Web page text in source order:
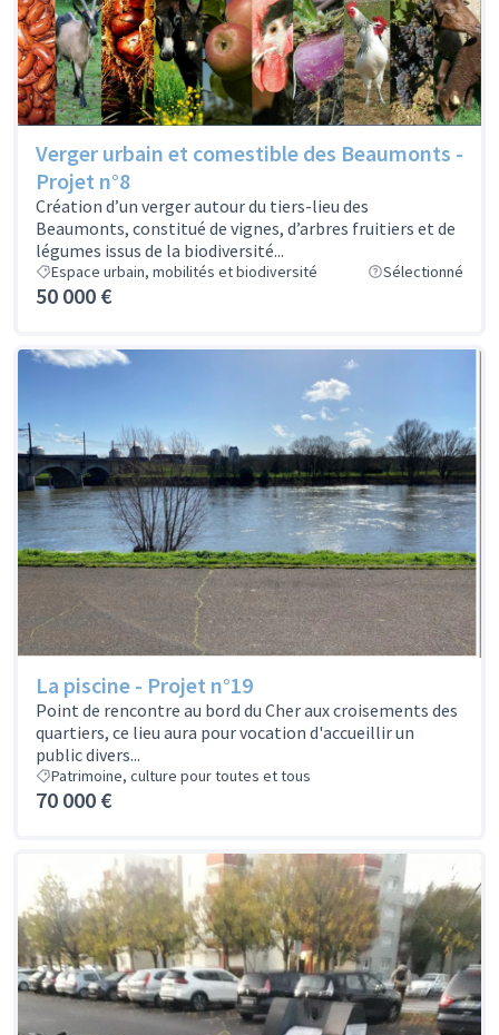
Verger urbain et comestible des Beaumonts -
Projet n°8
Création d’un verger autour du tiers-lieu des
Beaumonts, constitué de vignes, d’arbres fruitiers et de
légumes issus de la biodiversité...
Espace urbain, mobilités et biodiversité Sélectionné
50 000 €
La piscine - Projet n°19
Point de rencontre au bord du Cher aux croisements des
quartiers, ce lieu aura pour vocation d'accueillir un
public divers...
Patrimoine, culture pour toutes et tous
70 000 €